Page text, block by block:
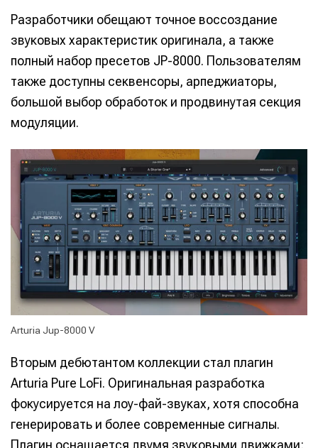
Разработчики обещают точное воссоздание
звуковых характеристик оригинала, а также
полный набор пресетов JP-8000. Пользователям
также доступны секвенсоры, арпеджиаторы,
большой выбор обработок и продвинутая секция
модуляции.
Arturia Jup-8000 V
Вторым дебютантом коллекции стал плагин
Arturia Pure LoFi. Оригинальная разработка
фокусируется на лоу-фай-звуках, хотя способна
генерировать и более современные сигналы.